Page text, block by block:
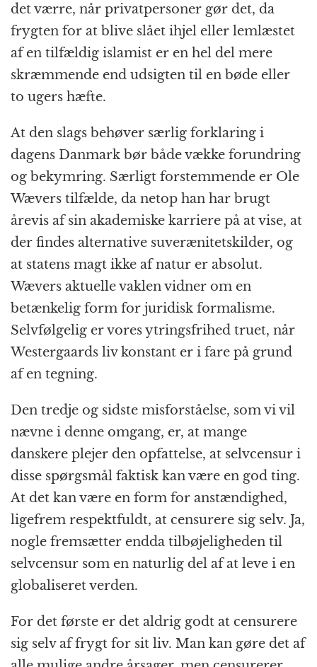
det værre, når privatpersoner gør det, da
frygten for at blive slået ihjel eller lemlæstet
af en tilfældig islamist er en hel del mere
skræmmende end udsigten til en bøde eller
to ugers hæfte.
At den slags behøver særlig forklaring i
dagens Danmark bør både vække forundring
og bekymring. Særligt forstemmende er Ole
Wævers tilfælde, da netop han har brugt
årevis af sin akademiske karriere på at vise, at
der findes alternative suverænitetskilder, og
at statens magt ikke af natur er absolut.
Wævers aktuelle vaklen vidner om en
betænkelig form for juridisk formalisme.
Selvfølgelig er vores ytringsfrihed truet, når
Westergaards liv konstant er i fare på grund
af en tegning.
Den tredje og sidste misforståelse, som vi vil
nævne i denne omgang, er, at mange
danskere plejer den opfattelse, at selvcensur i
disse spørgsmål faktisk kan være en god ting.
At det kan være en form for anstændighed,
ligefrem respektfuldt, at censurere sig selv. Ja,
nogle fremsætter endda tilbøjeligheden til
selvcensur som en naturlig del af at leve i en
globaliseret verden.
For det første er det aldrig godt at censurere
sig selv af frygt for sit liv. Man kan gøre det af